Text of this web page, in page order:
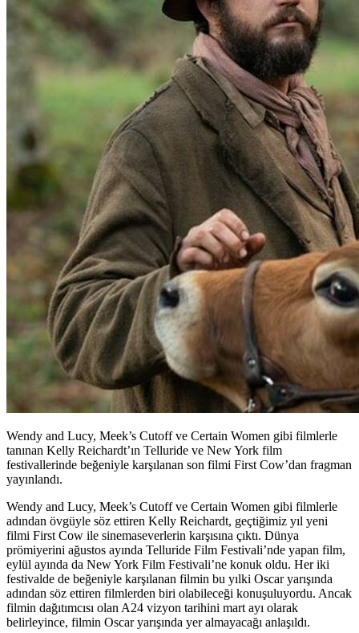
Wendy and Lucy, Meek’s Cutoff ve Certain Women gibi filmlerle
tanınan Kelly Reichardt’ın Telluride ve New York film
festivallerinde beğeniyle karşılanan son filmi First Cow’dan fragman
yayınlandı.
Wendy and Lucy, Meek’s Cutoff ve Certain Women gibi filmlerle
adından övgüyle söz ettiren Kelly Reichardt, geçtiğimiz yıl yeni
filmi First Cow ile sinemaseverlerin karşısına çıktı. Dünya
prömiyerini ağustos ayında Telluride Film Festivali’nde yapan film,
eylül ayında da New York Film Festivali’ne konuk oldu. Her iki
festivalde de beğeniyle karşılanan filmin bu yılki Oscar yarışında
adından söz ettiren filmlerden biri olabileceği konuşuluyordu. Ancak
filmin dağıtımcısı olan A24 vizyon tarihini mart ayı olarak
belirleyince, filmin Oscar yarışında yer almayacağı anlaşıldı.